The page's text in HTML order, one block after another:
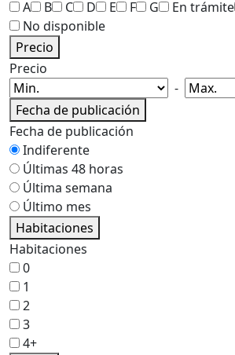
A
B C D E F G En trámite
No disponible
Precio
Precio
-
Fecha de publicación
Fecha de publicación
Indiferente
Últimas 48 horas
Última semana
Último mes
Habitaciones
Habitaciones
0
1
2
3
4+